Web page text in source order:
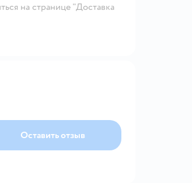
на странице "Доставка
Оставить отзыв